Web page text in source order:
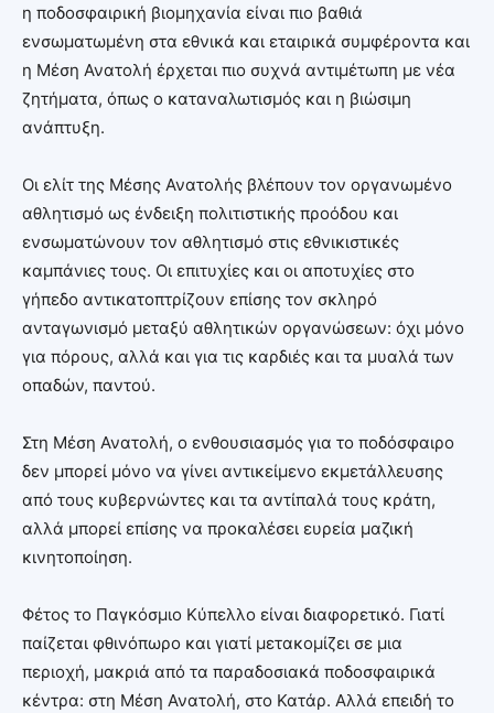
η ποδοσφαιρική βιομηχανία είναι πιο βαθιά
ενσωματωμένη στα εθνικά και εταιρικά συμφέροντα και
η Μέση Ανατολή έρχεται πιο συχνά αντιμέτωπη με νέα
ζητήματα, όπως ο καταναλωτισμός και η βιώσιμη
ανάπτυξη.
Οι ελίτ της Μέσης Ανατολής βλέπουν τον οργανωμένο
αθλητισμό ως ένδειξη πολιτιστικής προόδου και
ενσωματώνουν τον αθλητισμό στις εθνικιστικές
καμπάνιες τους. Οι επιτυχίες και οι αποτυχίες στο
γήπεδο αντικατοπτρίζουν επίσης τον σκληρό
ανταγωνισμό μεταξύ αθλητικών οργανώσεων: όχι μόνο
για πόρους, αλλά και για τις καρδιές και τα μυαλά των
οπαδών, παντού.
Στη Μέση Ανατολή, ο ενθουσιασμός για το ποδόσφαιρο
δεν μπορεί μόνο να γίνει αντικείμενο εκμετάλλευσης
από τους κυβερνώντες και τα αντίπαλά τους κράτη,
αλλά μπορεί επίσης να προκαλέσει ευρεία μαζική
κινητοποίηση.
Φέτος το Παγκόσμιο Κύπελλο είναι διαφορετικό. Γιατί
παίζεται φθινόπωρο και γιατί μετακομίζει σε μια
περιοχή, μακριά από τα παραδοσιακά ποδοσφαιρικά
κέντρα: στη Μέση Ανατολή, στο Κατάρ. Αλλά επειδή το